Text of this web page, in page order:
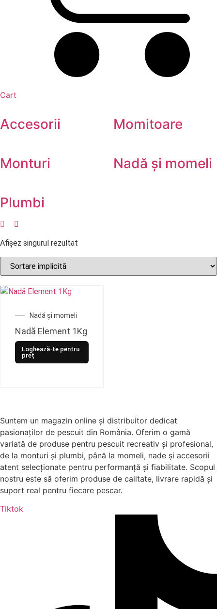
Cart
Accesorii Momitoare
Monturi Nadă și momeli
Plumbi
Afișez singurul rezultat
Nadă și momeli
Nadă Element 1Kg
Loghează-te pentru
preț
Suntem un magazin online și distribuitor dedicat
pasionaților de pescuit din România. Oferim o gamă
variată de produse pentru pescuit recreativ și profesional,
de la monturi și plumbi, până la momeli, nade și accesorii
atent selecționate pentru performanță și fiabilitate. Scopul
nostru este să oferim produse de calitate, livrare rapidă și
suport real pentru fiecare pescar.
Tiktok